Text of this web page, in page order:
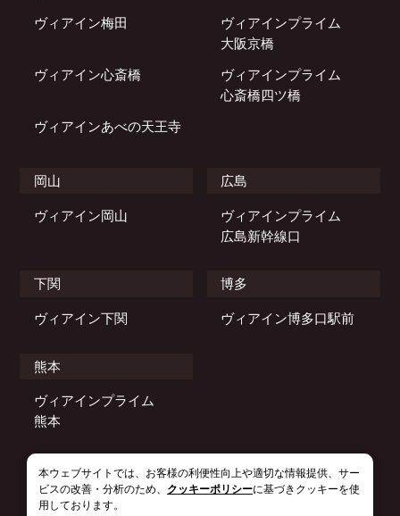
ヴィアイン梅田
ヴィアインプライム
大阪京橋
ヴィアイン心斎橋
ヴィアインプライム
心斎橋四ツ橋
ヴィアインあべの天王寺
岡山
ヴィアイン岡山
広島
ヴィアインプライム
広島新幹線口
下関
ヴィアイン下関
博多
ヴィアイン博多口駅前
熊本
ヴィアインプライム
熊本
© 2021–2026 JR WEST VIA INN HOTELS.
本ウェブサイトでは、お客様の利便性向上や適切な情報提供、サー
ビスの改善・分析のため、 クッキーポリシーに基づきクッキーを使
用しております。